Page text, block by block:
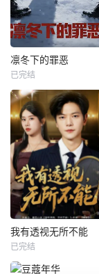
凛冬下的罪恶
已完结
我有透视无所不能
已完结